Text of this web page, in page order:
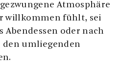
Atmosphäre
willkommen fühlt, sei
Abendessen oder nach
den umliegenden